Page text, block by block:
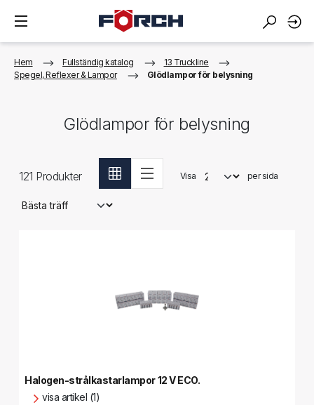
Hem Fullständig katalog
13 Truckline
Spegel, Reflexer & Lampor
Glödlampor för belysning
Glödlampor för belysning
121 Produkter Visa per sida
Halogen-strålkastarlampor 12 V ECO.
visa artikel (1)